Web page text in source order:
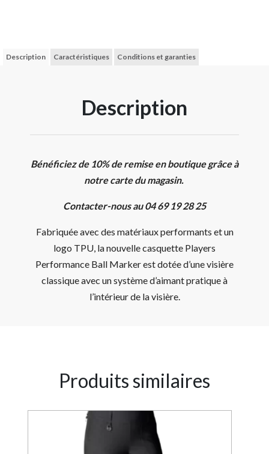
Description Caractéristiques Conditions et garanties
Description
Bénéficiez de 10% de remise en boutique grâce à
notre carte du magasin.
Contacter-nous au 04 69 19 28 25
Fabriquée avec des matériaux performants et un
logo TPU, la nouvelle casquette Players
Performance Ball Marker est dotée d’une visière
classique avec un système d’aimant pratique à
l’intérieur de la visière.
Produits similaires